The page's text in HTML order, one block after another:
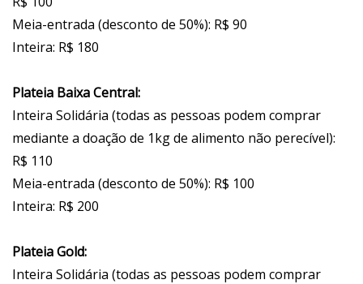
Meia-entrada (desconto de 50%): R$ 90
Inteira: R$ 180
Plateia Baixa Central:
Inteira Solidária (todas as pessoas podem comprar
mediante a doação de 1kg de alimento não perecível):
R$ 110
Meia-entrada (desconto de 50%): R$ 100
Inteira: R$ 200
Plateia Gold:
Inteira Solidária (todas as pessoas podem comprar